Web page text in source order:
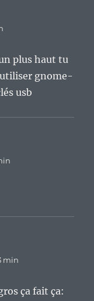
plus haut tu
gnome-
usb
min
ça fait ça: